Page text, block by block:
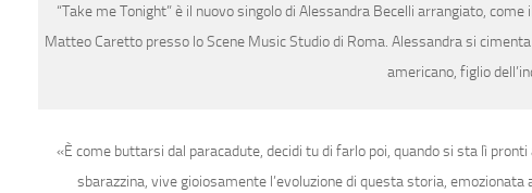
“Take me Tonight” è il nuovo singolo di Alessandra Becelli arrangiato,
Matteo Caretto presso loScene Music Studiodi Roma. Alessandra si
americano, figlio
«È come buttarsi dal paracadute, decidi tu di farlo poi, quando si sta lì
sbarazzina, vive gioiosamente l’evoluzione di questa storia,